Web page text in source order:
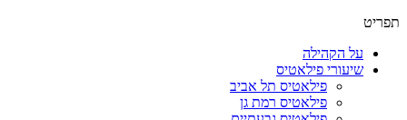
תפריט
על הקהילה
שיעורי פילאטיס
פילאטיס תל אביב
פילאטיס רמת גן